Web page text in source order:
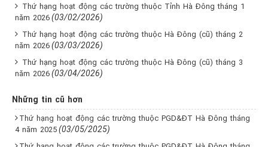
Thứ hạng hoạt động các trường thuộc Tỉnh Hà Đông tháng 1
năm 2026 (03/02/2026)
Thứ hạng hoạt động các trường thuộc Hà Đông (cũ) tháng 2
năm 2026 (03/03/2026)
Thứ hạng hoạt động các trường thuộc Hà Đông (cũ) tháng 3
năm 2026 (03/04/2026)
Những tin cũ hơn
Thứ hạng hoạt động các trường thuộc PGD&ĐT Hà Đông tháng
4 năm 2025 (03/05/2025)